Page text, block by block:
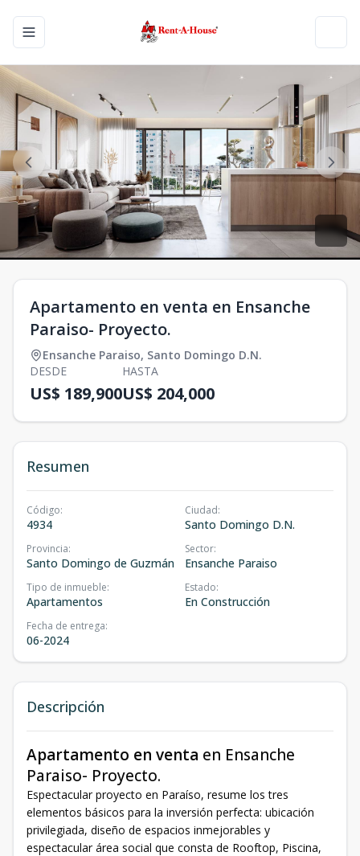
Toggle navigation menu
Apartamento en venta en Ensanche
Paraiso- Proyecto.
Ensanche Paraiso, Santo Domingo D.N.
DESDE
US$ 189,900
HASTA
US$ 204,000
Resumen
Código:
4934
Ciudad:
Santo Domingo D.N.
Provincia:
Santo Domingo de Guzmán
Sector:
Ensanche Paraiso
Tipo de inmueble:
Apartamentos
Estado:
En Construcción
Fecha de entrega:
06-2024
Descripción
Apartamento en venta en Ensanche
Paraiso- Proyecto.
Espectacular proyecto en Paraíso, resume los tres
elementos básicos para la inversión perfecta: ubicación
privilegiada, diseño de espacios inmejorables y
espectacular área social que consta de Rooftop, Piscina,